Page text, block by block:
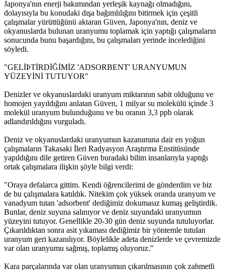
Japonya'nın enerji bakımından yerleşik kaynağı olmadığını,
dolayısıyla bu konudaki dışa bağımlılığını bitirmek için çeşitli
çalışmalar yürüttüğünü aktaran Güven, Japonya'nın, deniz ve
okyanuslarda bulunan uranyumu toplamak için yaptığı çalışmaların
sonucunda bunu başardığını, bu çalışmaları yerinde incelediğini
söyledi.
"GELİÞTİRDİĞİMİZ 'ADSORBENT' URANYUMUN
YÜZEYİNİ TUTUYOR"
Denizler ve okyanuslardaki uranyum miktarının sabit olduğunu ve
homojen yayıldığını anlatan Güven, 1 milyar su molekülü içinde 3
molekül uranyum bulunduğunu ve bu oranın 3,3 ppb olarak
adlandırıldığını vurguladı.
Deniz ve okyanuslardaki uranyumun kazanımına dair en yoğun
çalışmaların Takasaki İleri Radyasyon Araştırma Enstitüsünde
yapıldığını dile getiren Güven buradaki bilim insanlarıyla yaptığı
ortak çalışmalara ilişkin şöyle bilgi verdi:
"Oraya defalarca gittim. Kendi öğrencilerimi de gönderdim ve biz
de bu çalışmalara katıldık. Nitekim çok yüksek oranda uranyum ve
vanadyum tutan 'adsorbent' dediğimiz dokumasız kumaş geliştirdik.
Bunlar, deniz suyuna salınıyor ve deniz suyundaki uranyumun
yüzeyini tutuyor. Genellikle 20-30 gün deniz suyunda tutuluyorlar.
Çıkarıldıktan sonra asit yıkaması dediğimiz bir yöntemle tutulan
uranyum geri kazanılıyor. Böylelikle adeta denizlerde ve çevremizde
var olan uranyumu sağmış, toplamış oluyoruz."
Kara parçalarında var olan uranyumun çıkarılmasının çok zahmetli